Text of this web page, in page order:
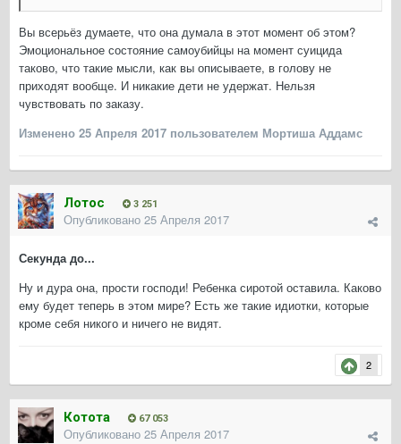
Вы всерьёз думаете, что она думала в этот момент об этом?
Эмоциональное состояние самоубийцы на момент суицида
таково, что такие мысли, как вы описываете, в голову не
приходят вообще. И никакие дети не удержат. Нельзя
чувствовать по заказу.
Изменено 25 Апреля 2017 пользователем Мортиша Аддамс
Лотос 3 251
Опубликовано 25 Апреля 2017
Секунда до...
Ну и дура она, прости господи! Ребенка сиротой оставила. Каково
ему будет теперь в этом мире? Есть же такие идиотки, которые
кроме себя никого и ничего не видят.
2
Котота 67 053
Опубликовано 25 Апреля 2017